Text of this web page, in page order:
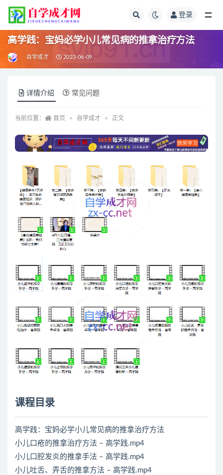
登录
高学践：宝妈必学小儿常见病的推拿治疗方法
自学成才 2023-06-09
详情介绍 常见问题
当前位置： 首页 自学成才 正文
课程目录
高学践：宝妈必学小儿常见病的推拿治疗方法
小儿口疮的推拿治疗方法 – 高学践.mp4
小儿口腔发炎的推拿手法 – 高学践.mp4
小儿吐舌、弄舌的推拿方法 – 高学践.mp4